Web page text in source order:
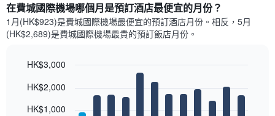
在費城國際機場哪個月是預訂酒店最便宜的月份？
1月(HK$923)是費城國際機場​最便宜的預訂酒店月份。​相反，5月
(HK$2,689)是費城國際機場最貴的預訂飯店月份。
chart
12
graphic.
HK$1,000
HK$2,000
HK$3,000